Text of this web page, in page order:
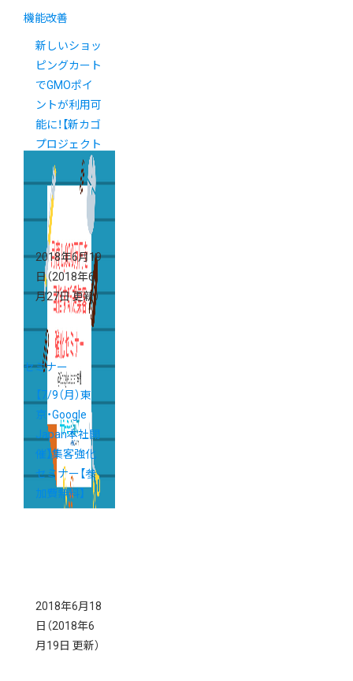
機能改善
新しいショッ
ピングカート
でGMOポイ
ントが利用可
能に！【新カゴ
プロジェクト
通信 Vol.13】
2018年6月19
日（2018年6
月27日 更新）
セミナー
【7/9（月）東
京・Google
Japan本社開
催】集客強化
セミナー【参
加費無料】
2018年6月18
日 （2018年6
月19日 更新）